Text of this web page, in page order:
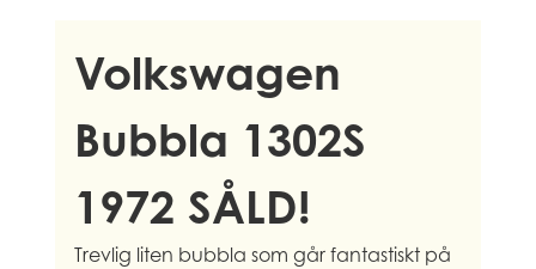
Volkswagen
Bubbla 1302S
1972 SÅLD!
Trevlig liten bubbla som går fantastiskt på